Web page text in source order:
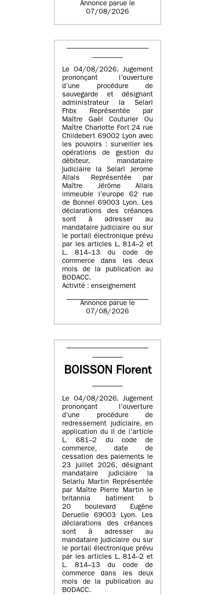
Annonce parue le
07/08/2026
Le 04/08/2026. Jugement
prononçant l’ouverture
d’une procédure de
sauvegarde et désignant
administrateur la Selarl
Fhbx Représentée par
Maître Gaël Couturier Ou
Maître Charlotte Fort 24 rue
Childebert 69002 Lyon avec
les pouvoirs : surveiller les
opérations de gestion du
débiteur, mandataire
judiciaire la Selarl Jerome
Allais Représentée par
Maître Jérôme Allais
immeuble l’europe 62 rue
de Bonnel 69003 Lyon. Les
déclarations des créances
sont à adresser au
mandataire judiciaire ou sur
le portail électronique prévu
par les articles L. 814–2 et
L. 814–13 du code de
commerce dans les deux
mois de la publication au
BODACC.
Activité : enseignement
Annonce parue le
07/08/2026
BOISSON Florent
Le 04/08/2026. Jugement
prononçant l’ouverture
d’une procédure de
redressement judiciaire, en
application du II de l’article
L. 681–2 du code de
commerce, date de
cessation des paiements le
23 juillet 2026, désignant
mandataire judiciaire la
Selarlu Martin Représentée
par Maître Pierre Martin le
britannia batiment b
20 boulevard Eugène
Deruelle 69003 Lyon. Les
déclarations des créances
sont à adresser au
mandataire judiciaire ou sur
le portail électronique prévu
par les articles L. 814–2 et
L. 814–13 du code de
commerce dans les deux
mois de la publication au
BODACC.